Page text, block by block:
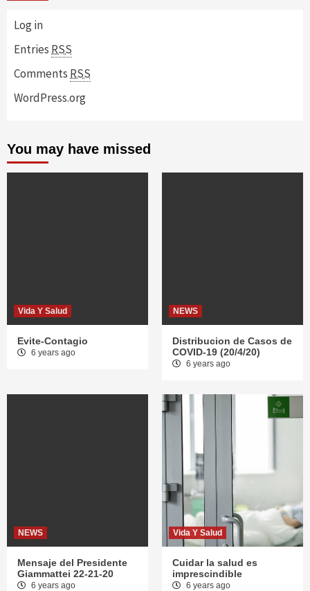
Log in
Entries RSS
Comments RSS
WordPress.org
You may have missed
Vida Y Salud
Evite-Contagio
6 years ago
NEWS
Distribucion de Casos de
COVID-19 (20/4/20)
6 years ago
NEWS
Mensaje del Presidente
Giammattei 22-21-20
6 years ago
Vida Y Salud
Cuidar la salud es
imprescindible
6 years ago